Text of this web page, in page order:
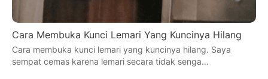
Cara Membuka Kunci Lemari Yang Kuncinya Hilang
Cara membuka kunci lemari yang kuncinya hilang. Saya
sempat cemas karena lemari secara tidak senga…